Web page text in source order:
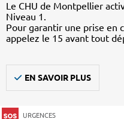
Le CHU de Montpellier
Niveau 1.
Pour garantir une prise en
appelez le 15 avant tout
EN SAVOIR PLUS
URGENCES